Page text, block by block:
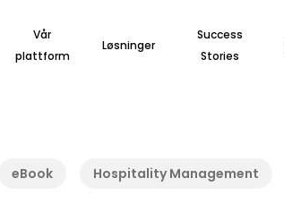
Vår
plattform
Løsninger
Success
Stories
eBook Hospitality Management